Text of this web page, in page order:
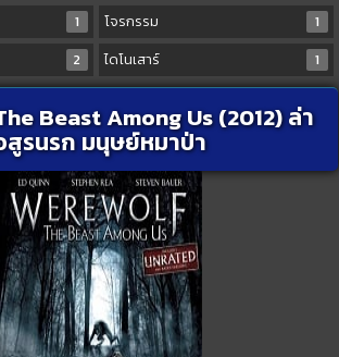
1 โจรกรรม
1
2 ไดโนเสาร์ 1
Beast Among Us (2012) ล่า
สูรนรก มนุษย์หมาป่า